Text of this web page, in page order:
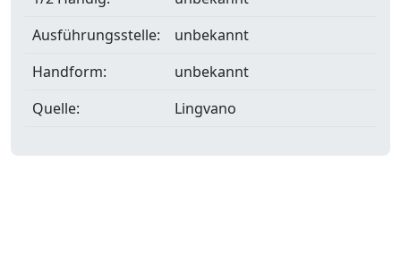
Ausführungsstelle:
unbekannt
Handform:
unbekannt
Quelle:
Lingvano